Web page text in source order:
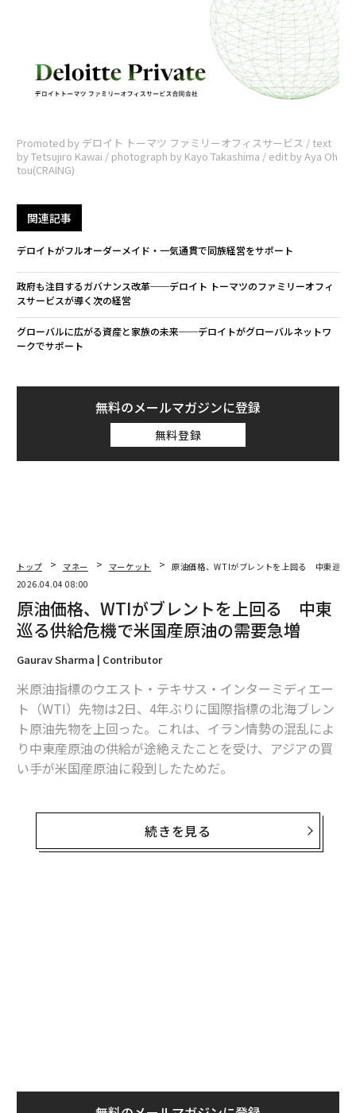
Promoted by デロイト トーマツ ファミリーオフィスサービス / text
by Tetsujiro Kawai / photograph by Kayo Takashima / edit by Aya Oh
tou(CRAING)
関連記事
デロイトがフルオーダーメイド・一気通貫で同族経営をサポート
政府も注目するガバナンス改革──デロイト トーマツのファミリーオフィ
スサービスが導く次の経営
グローバルに広がる資産と家族の未来──デロイトがグローバルネットワ
ークでサポート
無料のメールマガジンに登録
無料登録
トップ マネー マーケット
原油価格、WTIがブレントを上回る 中東巡る
2026.04.04 08:00
原油価格、WTIがブレントを上回る 中東
巡る供給危機で米国産原油の需要急増
Gaurav Sharma | Contributor
米原油指標のウエスト・テキサス・インターミディエー
ト（WTI）先物は2日、4年ぶりに国際指標の北海ブレン
ト原油先物を上回った。これは、イラン情勢の混乱によ
り中東産原油の供給が途絶えたことを受け、アジアの買
い手が米国産原油に殺到したためだ。
ドルのプレミアムをつけて取引されている。ところが、
ペルシャ湾に位置するホルムズ海峡の混乱を受けてアジ
続きを見る